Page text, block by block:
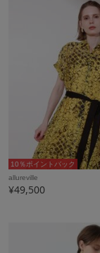
10％ポイントバック
allureville
¥49,500